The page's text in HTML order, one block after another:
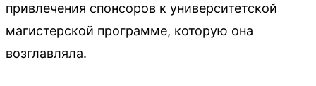
привлечения спонсоров к университетской
магистерской программе, которую она
возглавляла.